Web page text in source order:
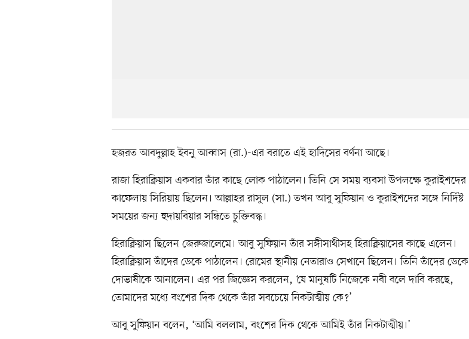
হজরত আবদুল্লাহ ইবনু আব্বাস (রা.)-এর বরাতে এই হাদিসের বর্ণনা আছে।
রাজা হিরাক্লিয়াস একবার তাঁর কাছে লোক পাঠালেন। তিনি সে সময় ব্যবসা উপলক্ষে কুরাইশদের
কাফেলায় সিরিয়ায় ছিলেন। আল্লাহর রাসুল (সা.) তখন আবু সুফিয়ান ও কুরাইশদের সঙ্গে নির্দিষ্ট
সময়ের জন্য হুদায়বিয়ার সন্ধিতে চুক্তিবদ্ধ।
হিরাক্লিয়াস ছিলেন জেরুজালেমে। আবু সুফিয়ান তাঁর সঙ্গীসাথীসহ হিরাক্লিয়াসের কাছে এলেন।
হিরাক্লিয়াস তাঁদের ডেকে পাঠালেন। রোমের স্থানীয় নেতারাও সেখানে ছিলেন। তিনি তাঁদের ডেকে
দোভাষীকে আনালেন। এর পর জিজ্ঞেস করলেন, ‘যে মানুষটি নিজেকে নবী বলে দাবি করছে,
তোমাদের মধ্যে বংশের দিক থেকে তাঁর সবচেয়ে নিকটাত্মীয় কে?’
আবু সুফিয়ান বলেন, ‘আমি বললাম, বংশের দিক থেকে আমিই তাঁর নিকটাত্মীয়।’